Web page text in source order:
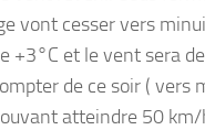
vont cesser vers
+3°C et le vent sera
de ce soir ( vers
atteindre 50